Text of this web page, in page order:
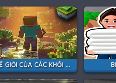
THẾ GIỚI CỦA CÁC KHỐI 3D